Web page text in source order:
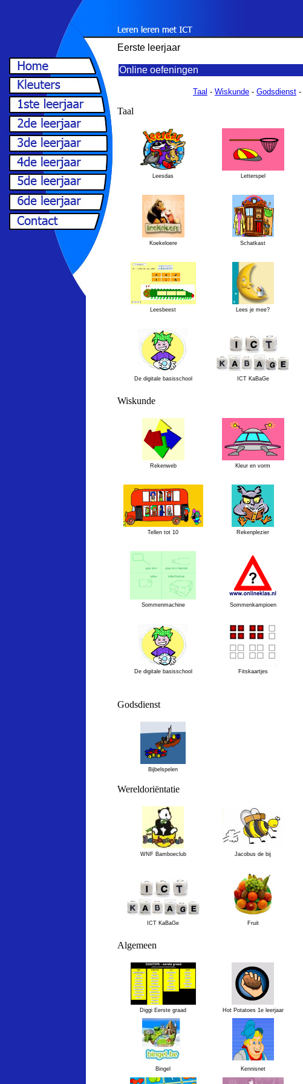
Eerste leerjaar
Online oefeningen
Taal - Wiskunde - Godsdienst -
Taal
Leesdas Letterspel
Koekeloere Schatkast
Leesbeest Lees je mee?
De digitale basisschool ICT KaBaGe
Wiskunde
Rekenweb Kleur en vorm
Tellen tot 10 Rekenplezier
Sommenmachine Sommenkampioen
De digitale basisschool Fitskaartjes
Godsdienst
Bijbelspelen
Wereldoriëntatie
WNF Bamboeclub Jacobus de bij
ICT KaBaGe Fruit
Algemeen
Diggi Eerste graad Hot Potatoes 1e leerjaar
Bingel Kennisnet